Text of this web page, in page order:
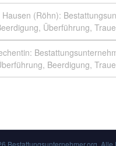
Hausen (Röhn):
Überführung,
Beerdigung,
Bestattungsunternehmer.org .